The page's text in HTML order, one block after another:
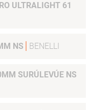
ULTRALIGHT 61
NS BENELLI
SURÚLEVÚE NS